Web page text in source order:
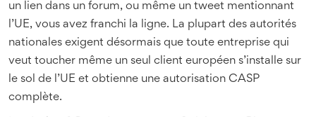
un lien dans un forum, ou même un tweet mentionnant
l’UE, vous avez franchi la ligne. La plupart des autorités
nationales exigent désormais que toute entreprise qui
veut toucher même un seul client européen s’installe sur
le sol de l’UE et obtienne une autorisation CASP
complète.